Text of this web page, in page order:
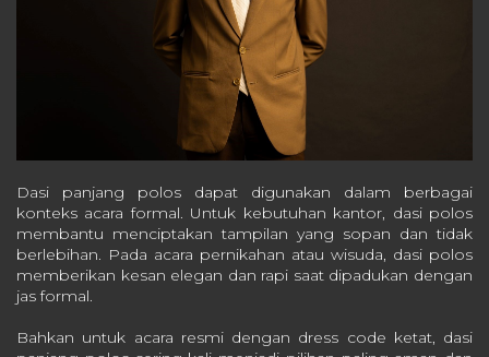
Dasi panjang polos dapat digunakan dalam berbagai
konteks acara formal. Untuk kebutuhan kantor, dasi polos
membantu menciptakan tampilan yang sopan dan tidak
berlebihan. Pada acara pernikahan atau wisuda, dasi polos
memberikan kesan elegan dan rapi saat dipadukan dengan
jas formal.
Bahkan untuk acara resmi dengan dress code ketat, dasi